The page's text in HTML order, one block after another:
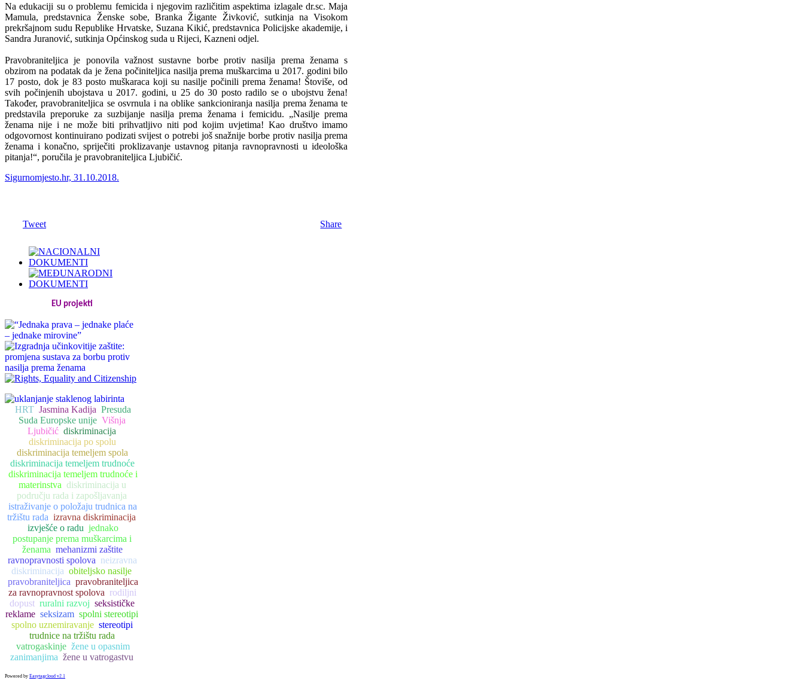
Na edukaciji su o problemu femicida i njegovim različitim aspektima izlagale dr.sc. Maja
Mamula, predstavnica Ženske sobe, Branka Žigante Živković, sutkinja na Visokom
prekršajnom sudu Republike Hrvatske, Suzana Kikić, predstavnica Policijske akademije, i
Sandra Juranović, sutkinja Općinskog suda u Rijeci, Kazneni odjel.
Pravobraniteljica je ponovila važnost sustavne borbe protiv nasilja prema ženama s
obzirom na podatak da je žena počiniteljica nasilja prema muškarcima u 2017. godini bilo
17 posto, dok je 83 posto muškaraca koji su nasilje počinili prema ženama! Štoviše, od
svih počinjenih ubojstava u 2017. godini, u 25 do 30 posto radilo se o ubojstvu žena!
Također, pravobraniteljica se osvrnula i na oblike sankcioniranja nasilja prema ženama te
predstavila preporuke za suzbijanje nasilja prema ženama i femicidu. „Nasilje prema
ženama nije i ne može biti prihvatljivo niti pod kojim uvjetima! Kao društvo imamo
odgovornost kontinuirano podizati svijest o potrebi još snažnije borbe protiv nasilja prema
ženama i konačno, spriječiti proklizavanje ustavnog pitanja ravnopravnosti u ideološka
pitanja!“, poručila je pravobraniteljica Ljubičić.
Sigurnomjesto.hr, 31.10.2018.
Tweet Share
EU projekti
HRT Jasmina Kadija Presuda
Suda Europske unije Višnja
Ljubičić diskriminacija
diskriminacija po spolu
diskriminacija temeljem spola
diskriminacija temeljem trudnoće
diskriminacija temeljem trudnoće i
materinstva diskriminacija u
području rada i zapošljavanja
istraživanje o položaju trudnica na
tržištu rada izravna diskriminacija
izvješće o radu jednako
postupanje prema muškarcima i
ženama mehanizmi zaštite
ravnopravnosti spolova neizravna
diskriminacija obiteljsko nasilje
pravobraniteljica pravobraniteljica
za ravnopravnost spolova rodiljni
dopust ruralni razvoj seksističke
reklame seksizam spolni stereotipi
spolno uznemiravanje stereotipi
trudnice na tržištu rada
vatrogaskinje žene u opasnim
zanimanjima žene u vatrogastvu
Powered by Easytagcloud v2.1